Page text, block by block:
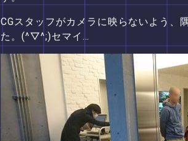
CGスタッフがカメラに映らないよう、
た。(^▽^;)セマイ…